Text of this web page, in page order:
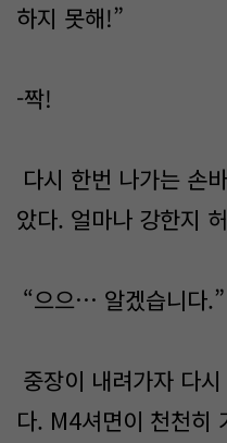
하지 못해!”
-짝!
다시 한번 나가는 손
았다. 얼마나 강한지
“으으… 알겠습니다.”
중장이 내려가자 다
다. M4셔면이 천천히